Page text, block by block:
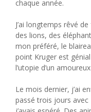
chaque année.
J’ai longtemps rêvé
des lions, des
mon préféré, le
point Kruger est
l’utopie d’un
Le mois dernier, j’ai
passé trois jours avec